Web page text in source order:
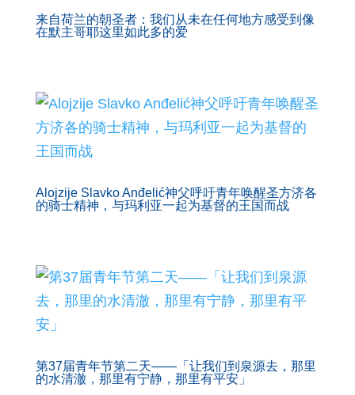
来自荷兰的朝圣者：我们从未在任何地方感受到像
在默主哥耶这里如此多的爱
Alojzije Slavko Anđelić神父呼吁青年唤醒圣方济各
的骑士精神，与玛利亚一起为基督的王国而战
第37届青年节第二天——「让我们到泉源去，那里
的水清澈，那里有宁静，那里有平安」